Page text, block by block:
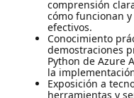
comprensión
cómo funcionan y
efectivos.
Conocimiento
demostraciones
Python de Azure
la
Exposición a
herramientas y